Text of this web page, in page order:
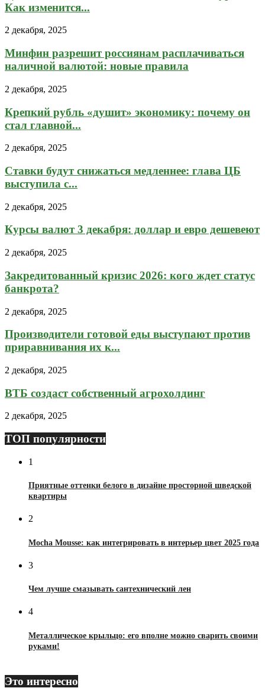
Как изменится...
2 декабря, 2025
Минфин разрешит россиянам расплачиваться
наличной валютой: новые правила
2 декабря, 2025
Крепкий рубль «душит» экономику: почему он
стал главной...
2 декабря, 2025
Ставки будут снижаться медленнее: глава ЦБ
выступила с...
2 декабря, 2025
Курсы валют 3 декабря: доллар и евро дешевеют
2 декабря, 2025
Закредитованный кризис 2026: кого ждет статус
банкрота?
2 декабря, 2025
Производители готовой еды выступают против
приравнивания их к...
2 декабря, 2025
ВТБ создаст собственный агрохолдинг
2 декабря, 2025
ТОП популярности
1
Приятные оттенки белого в дизайне просторной шведской
квартиры
2
Mocha Mousse: как интегрировать в интерьер цвет 2025 года
3
Чем лучше смазывать сантехнический лен
4
Металлическое крыльцо: его вполне можно сварить своими
руками!
Это интересно